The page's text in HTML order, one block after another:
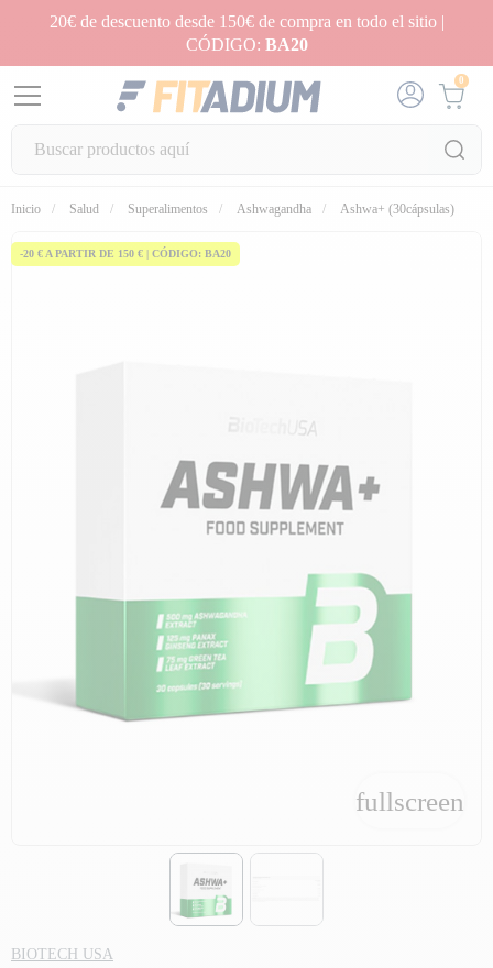
20€ de descuento desde 150€ de compra en todo el sitio |
CÓDIGO: BA20
0
Inicio Salud Superalimentos Ashwagandha Ashwa+ (30cápsulas)
-20 € A PARTIR DE 150 € | CÓDIGO: BA20
fullscreen
fullscreen
BIOTECH USA